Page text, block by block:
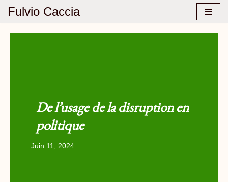
Fulvio Caccia
De l’usage de la disruption en
politique
Juin 11, 2024